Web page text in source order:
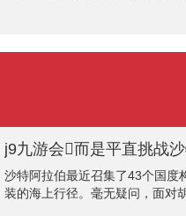
j9九游会而是平直挑战
沙特阿拉伯最近召集了43个国度
装的海上行径。毫无疑问，面对